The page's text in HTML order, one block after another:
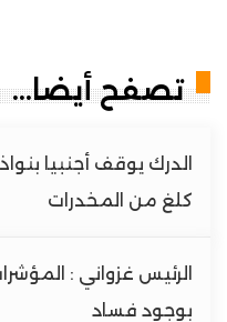
تصفح أيضا...
كلغ من المخدرات
الرئيس غزواني :
بوجود فساد